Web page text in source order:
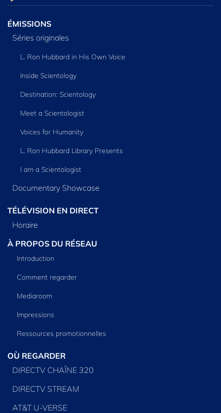
ÉMISSIONS
Séries originales
L. Ron Hubbard in His Own Voice
Inside Scientology
Destination: Scientology
Meet a Scientologist
Voices for Humanity
L. Ron Hubbard Library Presents
I am a Scientologist
Documentary Showcase
TÉLÉVISION EN DIRECT
Horaire
À PROPOS DU RÉSEAU
Introduction
Comment regarder
Mediaroom
Impressions
Ressources promotionnelles
OÙ REGARDER
DIRECTV CHAÎNE 320
DIRECTV STREAM
AT&T U-VERSE